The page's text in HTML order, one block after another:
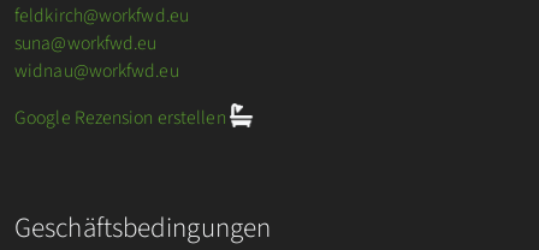
feldkirch@workfwd.eu
suna@workfwd.eu
widnau@workfwd.eu
Google Rezension erstellen
Geschäftsbedingungen